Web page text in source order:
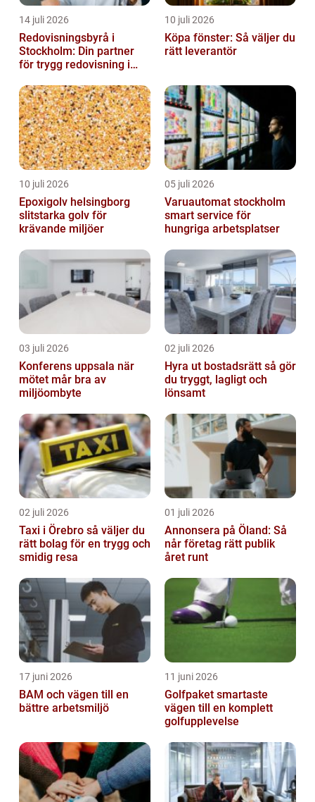
14 juli 2026
Redovisningsbyrå i
Stockholm: Din partner
för trygg redovisning i
10 juli 2026
Köpa fönster: Så väljer du
rätt leverantör
10 juli 2026
Epoxigolv helsingborg
slitstarka golv för
krävande miljöer
05 juli 2026
Varuautomat stockholm
smart service för
hungriga arbetsplatser
03 juli 2026
Konferens uppsala när
mötet mår bra av
miljöombyte
02 juli 2026
Hyra ut bostadsrätt så gör
du tryggt, lagligt och
lönsamt
02 juli 2026
Taxi i Örebro så väljer du
rätt bolag för en trygg och
smidig resa
01 juli 2026
Annonsera på Öland: Så
når företag rätt publik
året runt
17 juni 2026
BAM och vägen till en
bättre arbetsmiljö
11 juni 2026
Golfpaket smartaste
vägen till en komplett
golfupplevelse